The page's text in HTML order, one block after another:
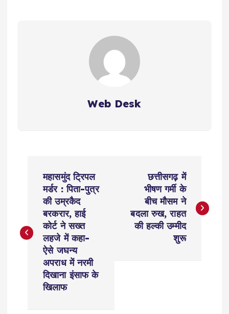
Web Desk
t
महासमुंद ट्रिपल
मर्डर : पिता-पुत्र
की उम्रकैद
बरकरार, हाई
कोर्ट ने सख्त
लहजे में कहा-
ऐसे जघन्य
अपराध में नरमी
दिखाना इंसाफ के
खिलाफ
छत्तीसगढ़ में
भीषण गर्मी के
बीच मौसम ने
बदला रुख, राहत
की हल्की उम्मीद
शुरू